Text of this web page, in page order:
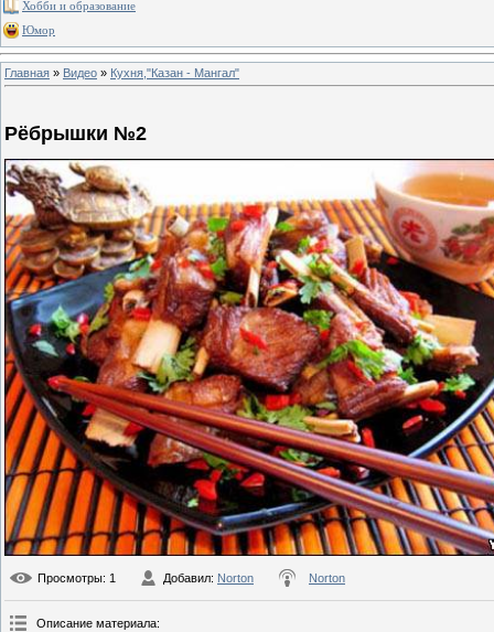
Хобби и образование
Юмор
Главная » Видео » Кухня,"Казан - Мангал"
Рёбрышки №2
Просмотры: 1 Добавил: Norton Norton
Описание материала: